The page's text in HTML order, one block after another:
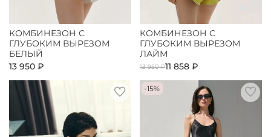
КОМБИНЕЗОН С
ГЛУБОКИМ ВЫРЕЗОМ
БЕЛЫЙ
13 950 ₽
КОМБИНЕЗОН С
ГЛУБОКИМ ВЫРЕЗОМ
ЛАЙМ
13 950 ₽11 858 ₽
-15%